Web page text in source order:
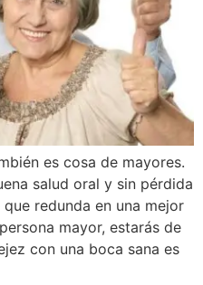
es cosa de mayores.
salud oral y sin pérdida
redunda en una mejor
mayor, estarás de
con una boca sana es